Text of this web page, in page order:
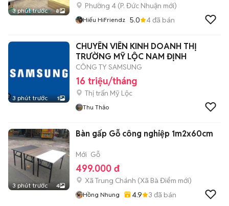
3 phút trước 8
Phường 4 (P. Đức Nhuận mới)
Hiếu HiFriendz 5.0 4đã bán
3 phút trước 1
CHUYÊN VIÊN KINH DOANH THỊ
TRƯỜNG MỸ LỘC NAM ĐỊNH
CÔNG TY SAMSUNG
16 triệu/tháng
Thị trấn Mỹ Lộc
Thu Thảo
3 phút trước 4
Bàn gấp Gỗ công nghiệp 1m2x60cm
Mới Gỗ
499.000 đ
Xã Trung Chánh (Xã Bà Điểm mới)
Hồng Nhung 4.9 3 đã bán